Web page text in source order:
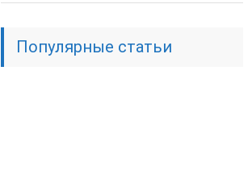
Популярные статьи